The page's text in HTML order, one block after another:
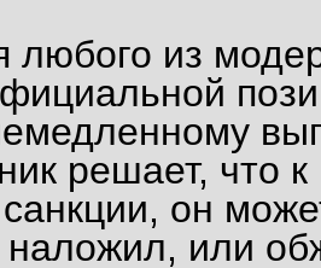
любого из
решает, что
он
наложил, или